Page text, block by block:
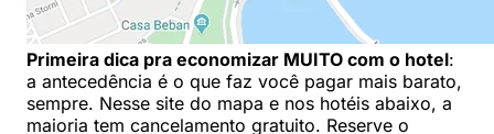
Primeira dica pra economizar MUITO com o hotel:
a antecedência é o que faz você pagar mais barato,
sempre. Nesse site do mapa e nos hotéis abaixo, a
maioria tem cancelamento gratuito. Reserve o